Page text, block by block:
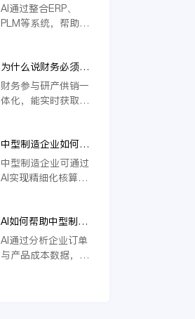
应对定制化需求与物
料管理复杂度，导致
应速度、优化资源配
置的关键，缺乏这一
核心能力的企业将在
未来竞争中失去优
企业做到“业财一
体”？
AI通过整合ERP、
PLM等系统，帮助中
自动处理订单、物料
与成本信息，提升生
产与财务协同效率，
化资源配置，加强风
险控制，推动精细化
运营。
为什么说财务必须参
与研产供销一体化？
财务参与研产供销一
体化，能实时获取各
财融合，财务可提前
预警风险、优化资源
配置，支持科学决
价值链协同，确保战
略目标有效落地。
中型制造企业如何用
AI实现精细化核算？
中型制造企业可通过
AI实现精细化核算，
模块化设计（如
CBB）优化物料编码
管理，并借助AI合同
AI如何帮助中型制造
企业识别亏损订单和
低毛利产品？
AI通过分析企业订单
与产品成本数据，能